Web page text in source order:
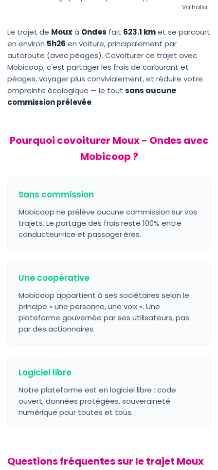
Valhalla.
Le trajet de Mouxà Ondes fait 623.1 kmet se parcourt
en environ 5h26 en voiture, principalement par
autoroute (avec péages). Covoiturer ce trajet avec
Mobicoop, c'est partager les frais de carburant et
péages, voyager plus convivialement, et réduire votre
empreinte écologique — le tout sans aucune
commission prélevée.
Pourquoi covoiturer Moux - Ondes avec
Mobicoop ?
Sans commission
Mobicoop ne prélève aucune commission sur vos
trajets. Le partage des frais reste 100% entre
conducteur·rice et passager·ères.
Une coopérative
Mobicoop appartient à ses sociétaires selon le
principe « une personne, une voix ». Une
plateforme gouvernée par ses utilisateurs, pas
par des actionnaires.
Logiciel libre
Notre plateforme est en logiciel libre : code
ouvert, données protégées, souveraineté
numérique pour toutes et tous.
Questions fréquentes sur le trajet Moux